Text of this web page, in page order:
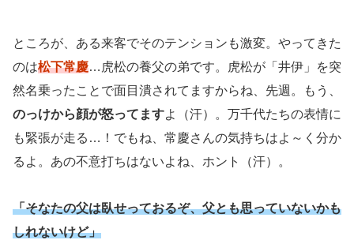
ところが、ある来客でそのテンションも激変。やってきた
のは松下常慶…虎松の養父の弟です。虎松が「井伊」を突
然名乗ったことで面目潰されてますからね、先週。もう、
のっけから顔が怒ってますよ（汗）。万千代たちの表情に
も緊張が走る…！でもね、常慶さんの気持ちはよ～く分か
るよ。あの不意打ちはないよね、ホント（汗）。
「そなたの父は臥せっておるぞ、父とも思っていないかも
しれないけど」